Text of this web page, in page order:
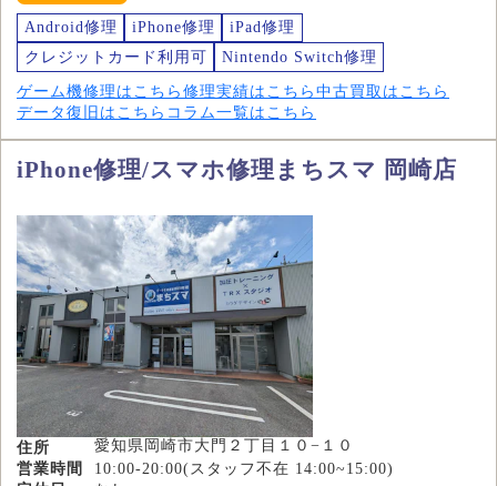
Android修理 iPhone修理
iPad修理
クレジットカード利用可
Nintendo Switch修理
ゲーム機修理はこちら 修理実績はこちら 中古買取はこちら
データ復旧はこちら コラム一覧はこちら
iPhone修理/スマホ修理まちスマ 岡崎店
住所
愛知県岡崎市大門２丁目１０−１０
営業時間
10:00-20:00(スタッフ不在 14:00~15:00)